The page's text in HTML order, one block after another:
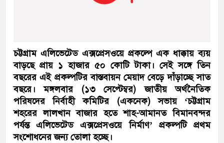
চট্টগ্রাম এলিভেটেড এক্সপ্রেসওয়ে প্রকল্পে এক ধাক্কায় ব্যয়
বাড়ছে প্রায় ১ হাজার ৫০ কোটি টাকা। সেই সঙ্গে তিন
বছরের এই প্রকল্পটির বাস্তবায়ন মেয়াদ বেড়ে দাঁড়াচ্ছে সাত
বছরে। মঙ্গলবার (১৩ সেপ্টেম্বর) জাতীয় অর্থনৈতিক
পরিষদের নির্বাহী কমিটির (একনেক) সভায় ‘চট্টগ্রাম
শহরের লালখান বাজার হতে শাহ-আমানত বিমানবন্দর
পর্যন্ত এলিভেটেড এক্সপ্রেসওয়ে নির্মাণ’ প্রকল্পটি প্রথম
সংশোধনের জন্য তোলা হচ্ছে।